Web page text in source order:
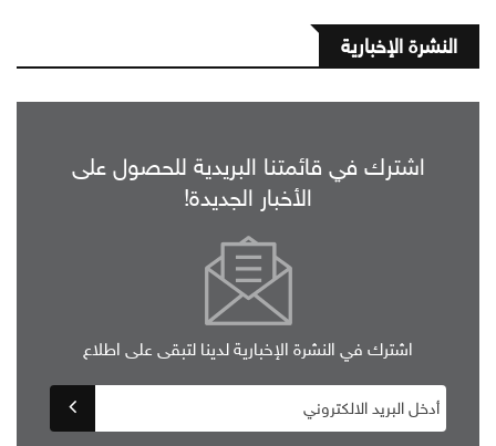
النشرة الإخبارية
اشترك في قائمتنا البريدية للحصول على
الأخبار الجديدة!
اشترك في النشرة الإخبارية لدينا لتبقى على اطلاع